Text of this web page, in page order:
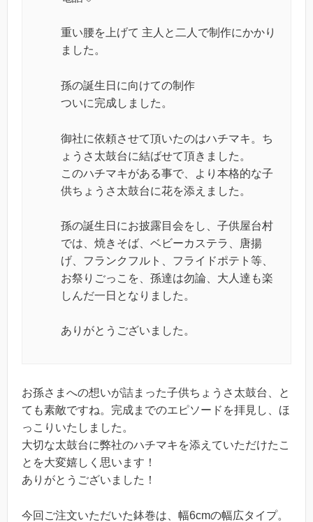
重い腰を上げて 主人と二人で制作にかかり
ました。
孫の誕生日に向けての制作
ついに完成しました。
御社に依頼させて頂いたのはハチマキ。ち
ょうさ太鼓台に結ばせて頂きました。
このハチマキがある事で、より本格的な子
供ちょうさ太鼓台に花を添えました。
孫の誕生日にお披露目会をし、子供屋台村
では、焼きそば、ベビーカステラ、唐揚
げ、フランクフルト、フライドポテト等、
お祭りごっこを、孫達は勿論、大人達も楽
しんだ一日となりました。
ありがとうございました。
お孫さまへの想いが詰まった子供ちょうさ太鼓台、と
ても素敵ですね。完成までのエピソードを拝見し、ほ
っこりいたしました。
大切な太鼓台に弊社のハチマキを添えていただけたこ
とを大変嬉しく思います！
ありがとうございました！
今回ご注文いただいた鉢巻は、幅6cmの幅広タイプ。